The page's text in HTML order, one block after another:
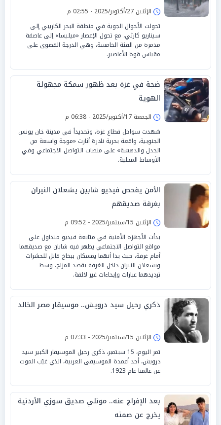
الإثنين 27/أكتوبر/2025 - 02:55 م
تحولت الأحوال الجوية في منطقة البحر الكاريبي إلى
سيناريو كارثي، مع تحول الإعصار «ميليسا» إلى عاصفة
مدمرة من الفئة الخامسة، وهي الدرجة القصوى على
مقياس قوة الأعاصير.
ضجة في غزة بعد ظهور سمكة مجهولة
الهوية
الجمعة 17/أكتوبر/2025 - 06:38 م
شهدت سواحل قطاع غزة، وتحديداً في مدينة خان يونس
الجنوبية، واقعة بحرية نادرة أثارت «موجة واسعة من
الجدل والدهشة» على منصات التواصل الاجتماعي وفي
الأوساط المحلية.
الأمن يفحص فيديو شابين يشعلان النيران
بغرفة صديقهم
الإثنين 15/سبتمبر/2025 - 09:52 م
بدأت الأجهزة الأمنية في متابعة فيديو متداول على
مواقع التواصل الاجتماعي يظهر فيه شابان مع صديقهما
أمام غرفة، حيث بدا أنهما يمسكان ببخاخ قاتل للحشرات
ويشعلان النيران داخل الغرفة بقصد المزاح، وسط
ترديدهما عبارات وإيحاءات غير لائقة.
ذكري رحيل سيد درويش.. موسيقار مصر الخالد
الإثنين 15/سبتمبر/2025 - 07:33 م
تمر اليوم، 15 سبتمبر، ذكرى رحيل الموسيقار الكبير سيد
درويش، أحد أعمدة الموسيقى العربية، الذي غيّب الموت
عن عالمنا عام 1923.
بعد الإفراج عنه.. مونلي صديق سوزي الأردنية
يخرج عن صمته